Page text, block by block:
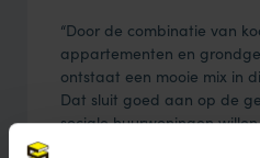
“Door de combinatie van
appartementen en
ontstaat een mooie mix in
Dat sluit goed aan op de
sociale huurwoningen
over de diverse wijken”,